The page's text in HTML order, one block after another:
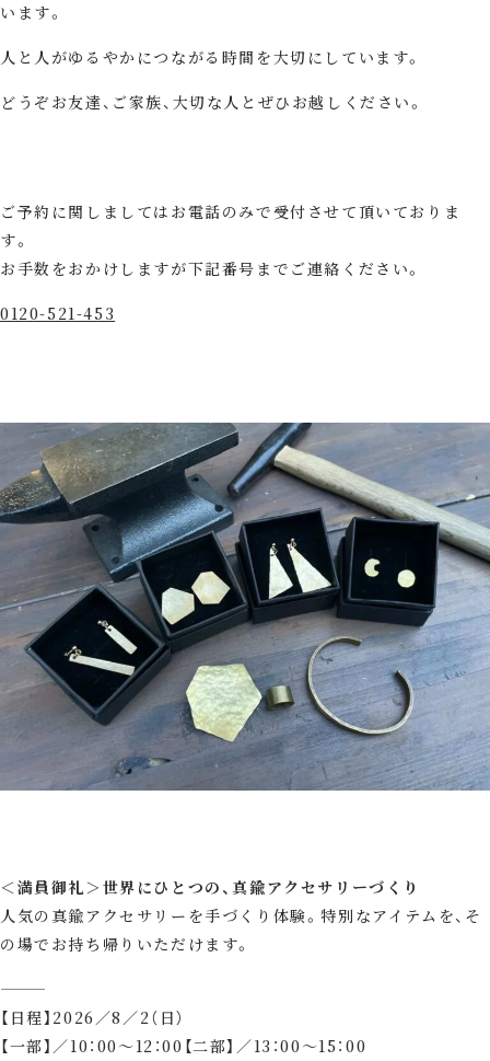
います。
人と人がゆるやかにつながる時間を大切にしています。
どうぞお友達、ご家族、大切な人とぜひお越しください。
ご予約に関しましてはお電話のみで受付させて頂いておりま
す。
お手数をおかけしますが下記番号までご連絡ください。
0120-521-453
＜満員御礼＞ 世界にひとつの、真鍮アクセサリーづくり
人気の真鍮アクセサリーを手づくり体験。特別なアイテムを、そ
の場でお持ち帰りいただけます。
⸻
【日程】2026／8／2（日）
【一部】／10：00～12：00【二部】／13：00～15：00